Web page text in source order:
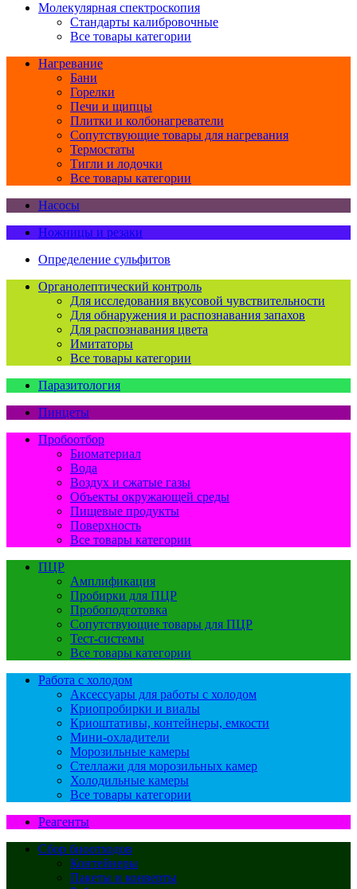
Молекулярная спектроскопия
Стандарты калибровочные
Все товары категории
Нагревание
Бани
Горелки
Печи и щипцы
Плитки и колбонагреватели
Сопутствующие товары для нагревания
Термостаты
Тигли и лодочки
Все товары категории
Насосы
Ножницы и резаки
Определение сульфитов
Органолептический контроль
Для исследования вкусовой чувствительности
Для обнаружения и распознавания запахов
Для распознавания цвета
Имитаторы
Все товары категории
Паразитология
Пинцеты
Пробоотбор
Биоматериал
Вода
Воздух и сжатые газы
Объекты окружающей среды
Пищевые продукты
Поверхность
Все товары категории
ПЦР
Амплификация
Пробирки для ПЦР
Пробоподготовка
Сопутствующие товары для ПЦР
Тест-системы
Все товары категории
Работа с холодом
Аксессуары для работы с холодом
Криопробирки и виалы
Криоштативы, контейнеры, емкости
Мини-охладители
Морозильные камеры
Стеллажи для морозильных камер
Холодильные камеры
Все товары категории
Реагенты
Сбор биоотходов
Контейнеры
Пакеты и конверты